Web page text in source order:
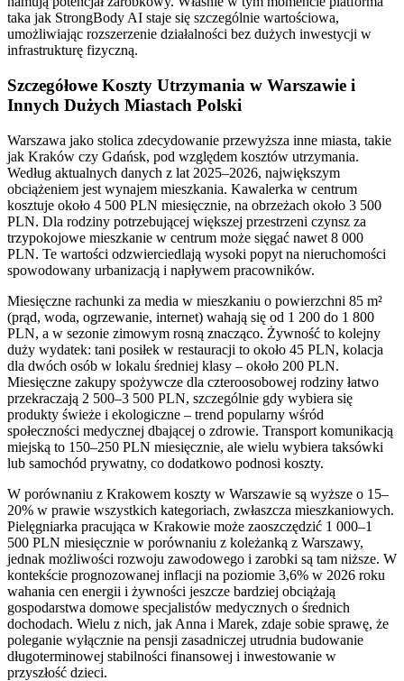
taka jak StrongBody AI staje się szczególnie wartościowa,
umożliwiając rozszerzenie działalności bez dużych inwestycji w
infrastrukturę fizyczną.
Szczegółowe Koszty Utrzymania w Warszawie i
Innych Dużych Miastach Polski
Warszawa jako stolica zdecydowanie przewyższa inne miasta, takie
jak Kraków czy Gdańsk, pod względem kosztów utrzymania.
Według aktualnych danych z lat 2025–2026, największym
obciążeniem jest wynajem mieszkania. Kawalerka w centrum
kosztuje około 4 500 PLN miesięcznie, na obrzeżach około 3 500
PLN. Dla rodziny potrzebującej większej przestrzeni czynsz za
trzypokojowe mieszkanie w centrum może sięgać nawet 8 000
PLN. Te wartości odzwierciedlają wysoki popyt na nieruchomości
spowodowany urbanizacją i napływem pracowników.
Miesięczne rachunki za media w mieszkaniu o powierzchni 85 m²
(prąd, woda, ogrzewanie, internet) wahają się od 1 200 do 1 800
PLN, a w sezonie zimowym rosną znacząco. Żywność to kolejny
duży wydatek: tani posiłek w restauracji to około 45 PLN, kolacja
dla dwóch osób w lokalu średniej klasy – około 200 PLN.
Miesięczne zakupy spożywcze dla czteroosobowej rodziny łatwo
przekraczają 2 500–3 500 PLN, szczególnie gdy wybiera się
produkty świeże i ekologiczne – trend popularny wśród
społeczności medycznej dbającej o zdrowie. Transport komunikacją
miejską to 150–250 PLN miesięcznie, ale wielu wybiera taksówki
lub samochód prywatny, co dodatkowo podnosi koszty.
W porównaniu z Krakowem koszty w Warszawie są wyższe o 15–
20% w prawie wszystkich kategoriach, zwłaszcza mieszkaniowych.
Pielęgniarka pracująca w Krakowie może zaoszczędzić 1 000–1
500 PLN miesięcznie w porównaniu z koleżanką z Warszawy,
jednak możliwości rozwoju zawodowego i zarobki są tam niższe. W
kontekście prognozowanej inflacji na poziomie 3,6% w 2026 roku
wahania cen energii i żywności jeszcze bardziej obciążają
gospodarstwa domowe specjalistów medycznych o średnich
dochodach. Wielu z nich, jak Anna i Marek, zdaje sobie sprawę, że
poleganie wyłącznie na pensji zasadniczej utrudnia budowanie
długoterminowej stabilności finansowej i inwestowanie w
przyszłość dzieci.